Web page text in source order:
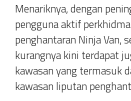
Menariknya, dengan
pengguna aktif
penghantaran Ninja Van,
kurangnya kini terdapat
kawasan yang termasuk
kawasan liputan